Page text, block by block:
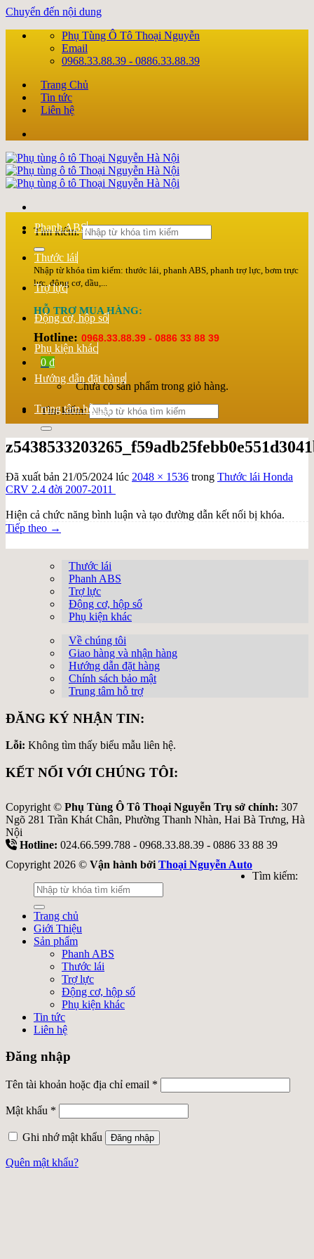
Chuyển đến nội dung
Phụ Tùng Ô Tô Thoại Nguyễn
Email
0968.33.88.39 - 0886.33.88.39
Trang Chủ
Tin tức
Liên hệ
Tìm kiếm:
Nhập từ khóa tìm kiếm: thước lái, phanh ABS, phanh trợ lực, bơm trực
lực, động cơ, dầu,...
HỖ TRỢ MUA HÀNG:
Hotline: 0968.33.88.39 - 0886 33 88 39
0 ₫
Chưa có sản phẩm trong giỏ hàng.
Tìm kiếm:
Phanh ABS
Thước lái
Trợ lực
Động cơ, hộp số
Phụ kiện khác
Hướng dẫn đặt hàng
Trung tâm hỗ trợ
Đã xuất bản 21/05/2024 lúc 2048 × 1536 trong Thước lái Honda
CRV 2.4 đời 2007-2011
Hiện cả chức năng bình luận và tạo đường dẫn kết nối bị khóa.
Tiếp theo →
Thước lái
Phanh ABS
Trợ lực
Động cơ, hộp số
Phụ kiện khác
Về chúng tôi
Giao hàng và nhận hàng
Hướng dẫn đặt hàng
Chính sách bảo mật
Trung tâm hỗ trợ
ĐĂNG KÝ NHẬN TIN:
Lỗi: Không tìm thấy biểu mẫu liên hệ.
KẾT NỐI VỚI CHÚNG TÔI:
Copyright © Phụ Tùng Ô Tô Thoại Nguyễn Trụ sở chính: 307
Ngõ 281 Trần Khát Chân, Phường Thanh Nhàn, Hai Bà Trưng, Hà
Nội
Hotline: 024.66.599.788 - 0968.33.88.39 - 0886 33 88 39
Copyright 2026 © Vận hành bởi Thoại Nguyễn Auto
Tìm kiếm:
Trang chủ
Giới Thiệu
Sản phẩm
Phanh ABS
Thước lái
Trợ lực
Động cơ, hộp số
Phụ kiện khác
Tin tức
Liên hệ
Đăng nhập
Tên tài khoản hoặc địa chỉ email *
Mật khẩu *
Ghi nhớ mật khẩu Đăng nhập
Quên mật khẩu?